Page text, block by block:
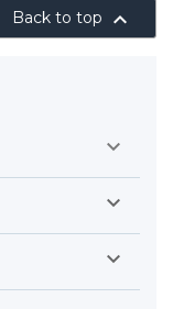
Back to top 


